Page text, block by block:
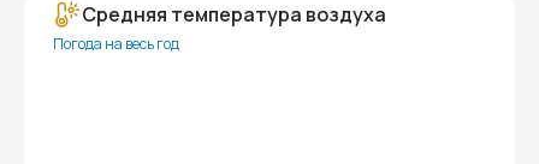
Средняя температура воздуха
Погода на весь год